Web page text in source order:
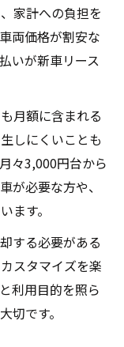
家計におすす
とデメリット
特徴と選び方
基準とポイン
期利用の実情
力
月額支払いの
用するポイ
家計への負担を
両価格が割安な
いが新車リース
月額に含まれる
しにくいことも
々3,000円台から
が必要な方や、
ます。
する必要がある
スタマイズを楽
利用目的を照ら
切です。